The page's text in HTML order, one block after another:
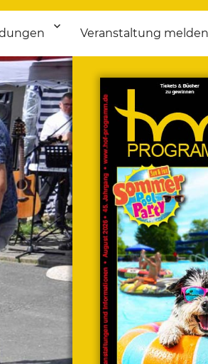
bis Flohmarkt.
Veranstaltung melden